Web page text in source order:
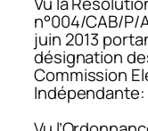
n°004/CAB/P/
juin 2013
désignation
Commission
Indépendante: